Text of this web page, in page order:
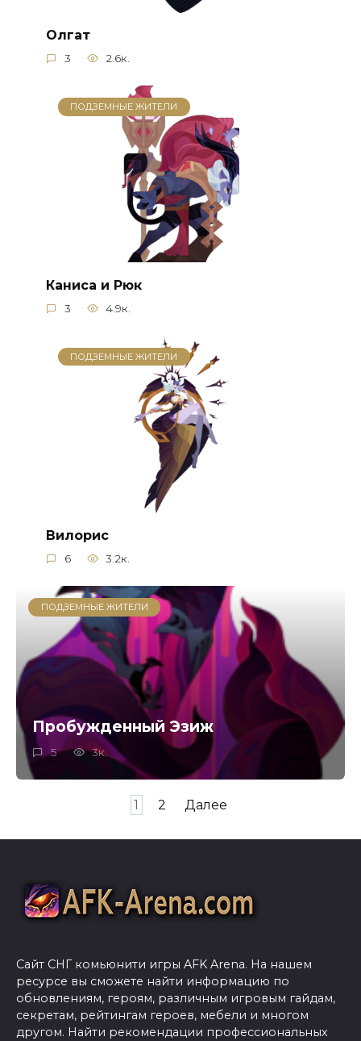
Олгат
3 2.6к.
ПОДЗЕМНЫЕ ЖИТЕЛИ
Каниса и Рюк
3 4.9к.
ПОДЗЕМНЫЕ ЖИТЕЛИ
Вилорис
6 3.2к.
ПОДЗЕМНЫЕ ЖИТЕЛИ
Пробужденный Эзиж
5 3к.
1 2 Далее
Сайт СНГ комьюнити игры AFK Arena. На нашем
ресурсе вы сможете найти информацию по
обновлениям, героям, различным игровым гайдам,
секретам, рейтингам героев, мебели и многом
другом. Найти рекомендации профессиональных